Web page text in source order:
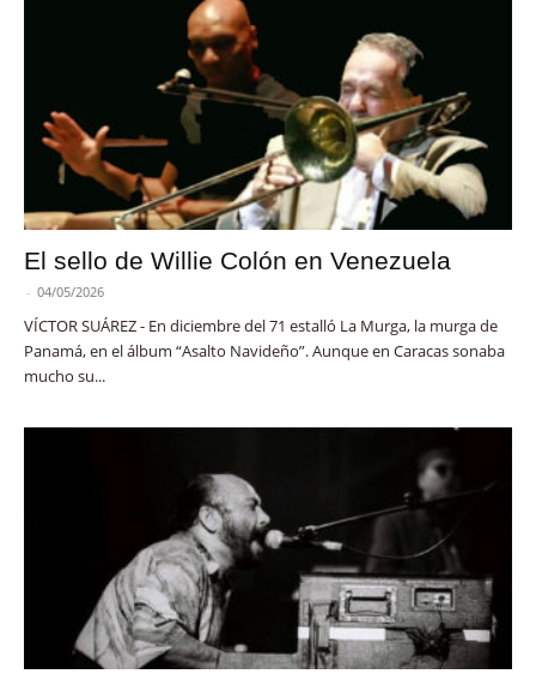
El sello de Willie Colón en Venezuela
- 04/05/2026
VÍCTOR SUÁREZ - En diciembre del 71 estalló La Murga, la murga de
Panamá, en el álbum “Asalto Navideño”. Aunque en Caracas sonaba
mucho su...